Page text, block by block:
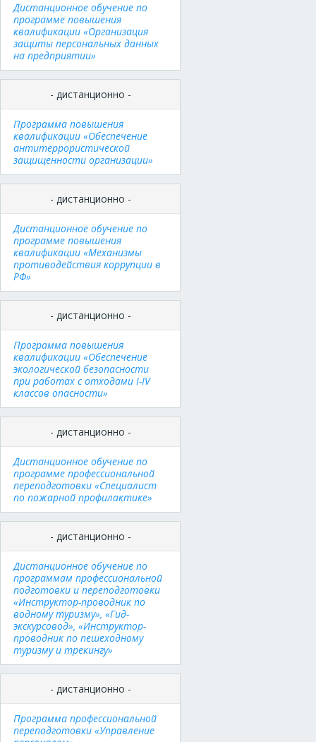
Дистанционное обучение по
программе повышения
квалификации «Организация
защиты персональных данных
на предприятии»
- дистанционно -
Программа повышения
квалификации «Обеспечение
антитеррористической
защищенности организации»
- дистанционно -
Дистанционное обучение по
программе повышения
квалификации «Механизмы
противодействия коррупции в
РФ»
- дистанционно -
Программа повышения
квалификации «Обеспечение
экологической безопасности
при работах с отходами I-IV
классов опасности»
- дистанционно -
Дистанционное обучение по
программе профессиональной
переподготовки «Специалист
по пожарной профилактике»
- дистанционно -
Дистанционное обучение по
программам профессиональной
подготовки и переподготовки
«Инструктор-проводник по
водному туризму», «Гид-
экскурсовод», «Инструктор-
проводник по пешеходному
туризму и трекингу»
- дистанционно -
Программа профессиональной
переподготовки «Управление